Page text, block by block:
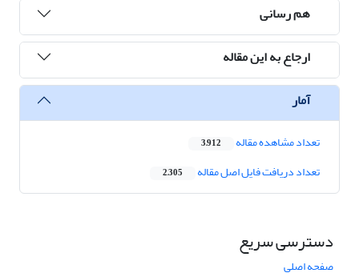
هم رسانی
ارجاع به این مقاله
آمار
تعداد مشاهده مقاله 3,912
تعداد دریافت فایل اصل مقاله 2,305
دسترسی سریع
صفحه اصلی